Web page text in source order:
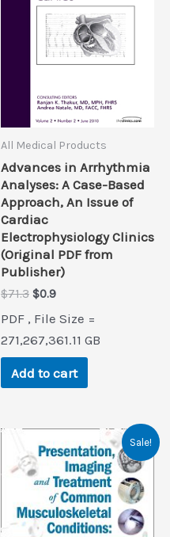
All Medical Products
Advances in Arrhythmia
Analyses: A Case-Based
Approach, An Issue of
Cardiac
Electrophysiology Clinics
(Original PDF from
Publisher)
$71.3 Original
was:
$71.3.
$0.9Current
is:
$0.9.
PDF , File Size =
271,267,361.11 GB
Add to cart
Sale!